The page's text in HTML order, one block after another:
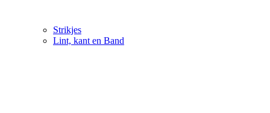
Strikjes
Lint, kant en Band